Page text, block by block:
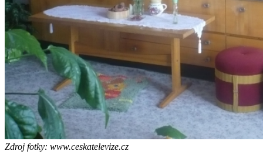
Zdroj fotky: www.ceskatelevize.cz